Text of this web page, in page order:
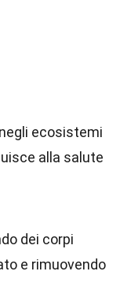
ecosistemi
alla salute
dei corpi
e rimuovendo